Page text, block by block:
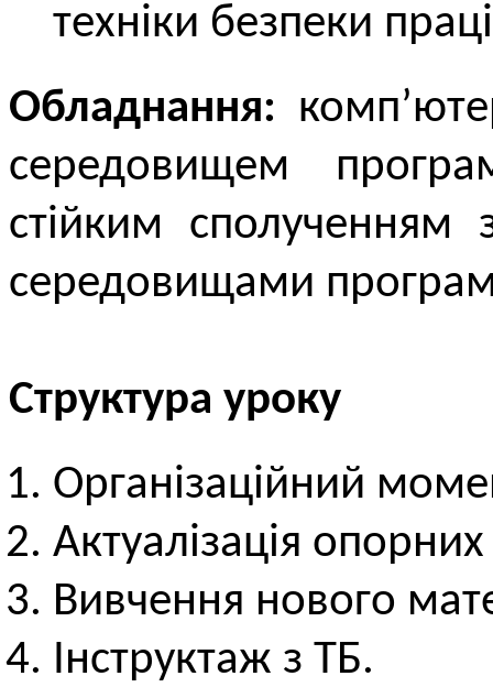
техніки безпеки
Обладнання:
середовищем
стійким
середовищами
Структура уроку
Організаційний
Актуалізація
Вивчення нового
Інструктаж з ТБ.